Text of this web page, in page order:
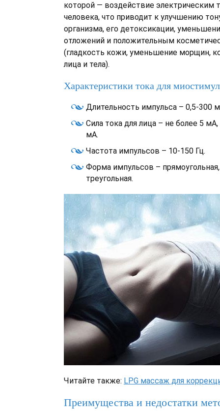
которой — воздействие
человека, что приводит к улучшению
организма, его детоксикации,
отложений и положительным
(гладкость кожи, уменьшение морщин,
лица и тела).
Характеристики тока для
Длительность импульса – 0,5-300
Сила тока для лица – не более 5
мА.
Частота импульсов – 10-150 Гц.
Форма импульсов –
треугольная.
Читайте также: LPG массаж для
Преимущества и недостатки